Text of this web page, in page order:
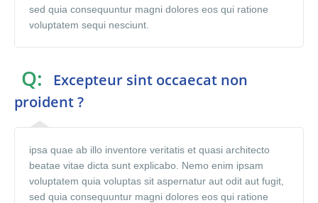
sed quia consequuntur magni dolores eos qui ratione
voluptatem sequi nesciunt.
Q:
Excepteur sint occaecat non
proident ?
ipsa quae ab illo inventore veritatis et quasi architecto
beatae vitae dicta sunt explicabo. Nemo enim ipsam
voluptatem quia voluptas sit aspernatur aut odit aut fugit,
sed quia consequuntur magni dolores eos qui ratione